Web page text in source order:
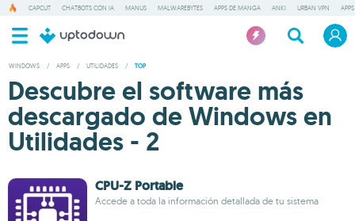
CAPCUT CHATBOTS CON IA MANUS MALWAREBYTES APPS DE MANGA ANKI URBAN VPN
WINDOWS / APPS / UTILIDADES / TOP
Descubre el software más
descargado de Windows en
Utilidades - 2
CPU-Z Portable
Accede a toda la información detallada de tu sistema